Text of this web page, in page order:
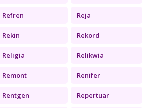
Refren Reja
Rekin Rekord
Religia Relikwia
Remont Renifer
Rentgen Repertuar